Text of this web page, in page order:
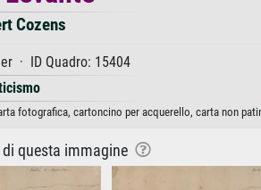
Cozens
· ID Quadro: 15404
fotografica, cartoncino per acquerello, carta non
questa immagine